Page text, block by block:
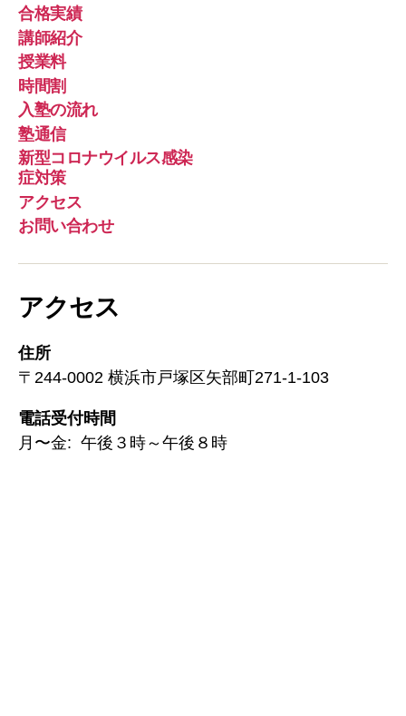
合格実績
講師紹介
授業料
時間割
入塾の流れ
塾通信
新型コロナウイルス感染
症対策
アクセス
お問い合わせ
アクセス
住所
〒244-0002 横浜市戸塚区矢部町271-1-103
電話受付時間
月〜金: 午後３時～午後８時